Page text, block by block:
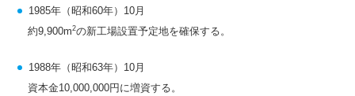
1985年（昭和60年）10月
約9,900m2の新工場設置予定地を確保する。
1988年（昭和63年）10月
資本金10,000,000円に増資する。